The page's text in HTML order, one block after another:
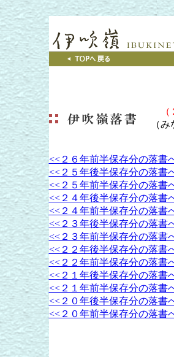
（
（
<<２６年前半保存分の落書
<<２５年後半保存分の落書
<<２５年前半保存分の落書
<<２４年後半保存分の落書
<<２４年前半保存分の落書
<<２３年後半保存分の落書
<<２３年前半保存分の落書
<<２２年後半保存分の落書
<<２２年前半保存分の落書
<<２１年後半保存分の落書
<<２１年前半保存分の落書
<<２０年後半保存分の落書
<<２０年前半保存分の落書